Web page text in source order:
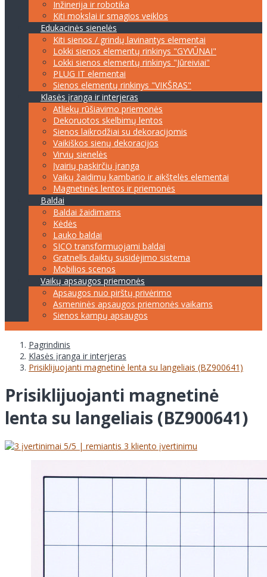
Inžinerija ir robotika
Kiti mokslai ir smagios veiklos
Edukacinės sienelės
Kiti sienos / grindų lavinantys elementai
Lokki sienos elementų rinkinys "GYVŪNAI"
Lokki sienos elementų rinkinys "Jūreiviai"
PLUG IT elementai
Sienos elementų rinkinys "VIKŠRAS"
Klasės įranga ir interjeras
Atliekų rūšiavimo priemonės
Dekoruotos skelbimų lentos
Sienos laikrodžiai su dekoracijomis
Vaikiškos sienų dekoracijos
Virvių sienelės
Įvairių paskirčių įranga
Vaikų žaidimų kambario ir aikštelės elementai
Magnetinės lentos ir priemonės
Baldai
Baldai žaidimams
Kėdės
Lauko baldai
SICO transformuojami baldai
Gratnells daiktų susidėjimo sistema
Mobilios scenos
Vaikų apsaugos priemonės
Apsaugos nuo pirštų privėrimo
Asmeninės apsaugos priemonės vaikams
Sienos kampų apsaugos
Pagrindinis
Klasės įranga ir interjeras
Prisiklijuojanti magnetinė lenta su langeliais (BZ900641)
Prisiklijuojanti magnetinė
lenta su langeliais (BZ900641)
5/5 | remiantis 3 kliento įvertinimu